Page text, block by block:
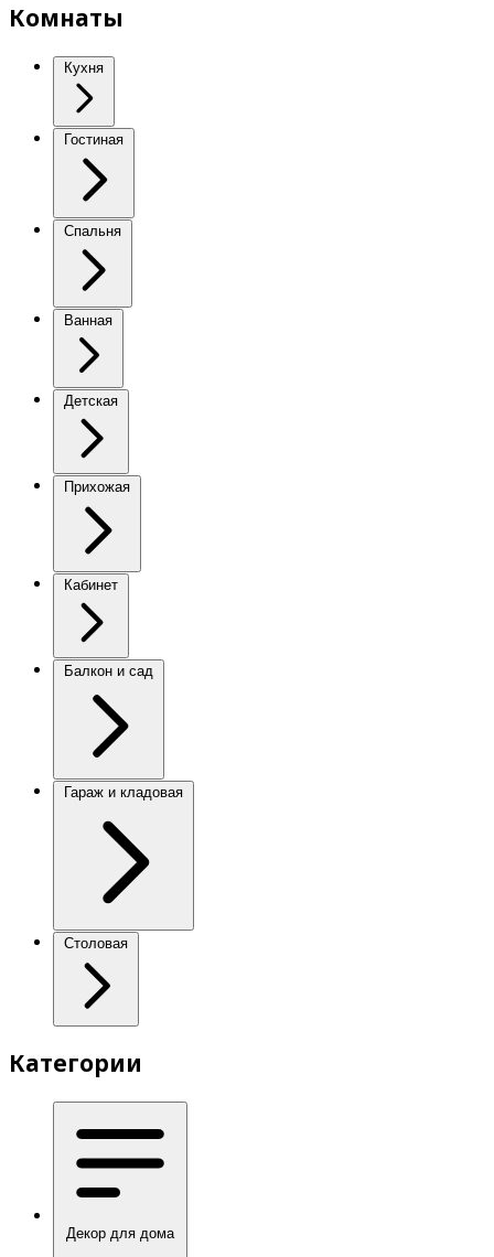
Комнаты
Кухня
Гостиная
Спальня
Ванная
Детская
Прихожая
Кабинет
Балкон и сад
Гараж и кладовая
Столовая
Категории
Декор для дома